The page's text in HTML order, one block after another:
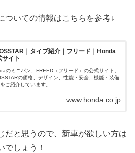
いての情報はこちらを参考↓
｜タイプ紹介｜フリード｜Honda
サイト
のミニバン、FREED（フリード）の公式サイト。
の価格、デザイン、性能・安全、機能・装備
ご紹介しています。
www.honda.co.jp
だと思うので、新車が欲しい方は
でしょう！